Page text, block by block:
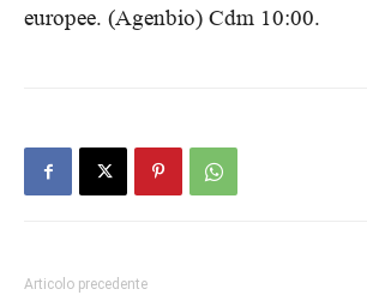
europee. (Agenbio) Cdm 10:00.
Articolo precedente